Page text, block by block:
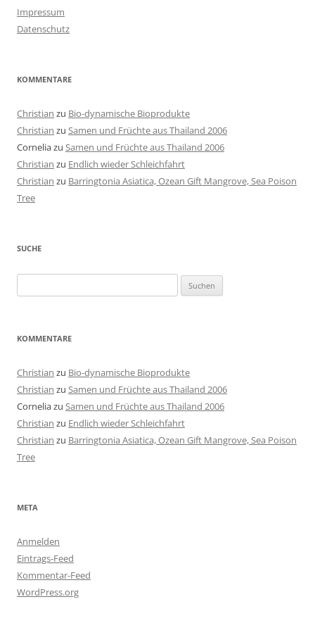
Impressum
Datenschutz
KOMMENTARE
Christian zu Bio-dynamische Bioprodukte
Christian zu Samen und Früchte aus Thailand 2006
Corneliazu Samen und Früchte aus Thailand 2006
Christian zu Endlich wieder Schleichfahrt
Christian zu Barringtonia Asiatica, Ozean Gift Mangrove, Sea Poison
Tree
SUCHE
nach:
KOMMENTARE
Christian zu Bio-dynamische Bioprodukte
Christian zu Samen und Früchte aus Thailand 2006
Corneliazu Samen und Früchte aus Thailand 2006
Christian zu Endlich wieder Schleichfahrt
Christian zu Barringtonia Asiatica, Ozean Gift Mangrove, Sea Poison
Tree
META
Anmelden
Eintrags-Feed
Kommentar-Feed
WordPress.org